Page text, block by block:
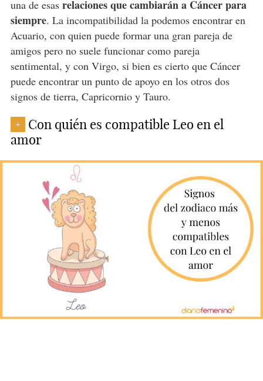
una de esas relaciones que cambiarán a Cáncer para
siempre. La incompatibilidad la podemos encontrar en
Acuario, con quien puede formar una gran pareja de
amigos pero no suele funcionar como pareja
sentimental, y con Virgo, si bien es cierto que Cáncer
puede encontrar un punto de apoyo en los otros dos
signos de tierra, Capricornio y Tauro.
+
Con quién es compatible Leo en el
amor